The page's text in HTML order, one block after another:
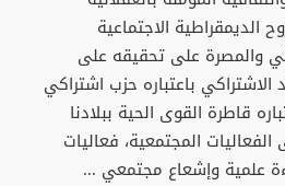
الديمقراطية الاجتماعية
والمصرة على تحقيقه على
الاشتراكي باعتباره حزب اشتراكي
قاطرة القوى الحية ببلادنا
المجتمعية، فعاليات
علمية وإشعاع مجتمعي ...